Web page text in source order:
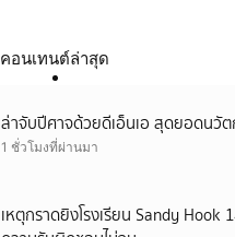
คอนเทนต์ล่าสุด
ล่าจับปีศาจด้วยดีเอ็นเอ สุดยอดน
1 ชั่วโมงที่ผ่านมา
เหตุกราดยิงโรงเรียน Sandy Hook